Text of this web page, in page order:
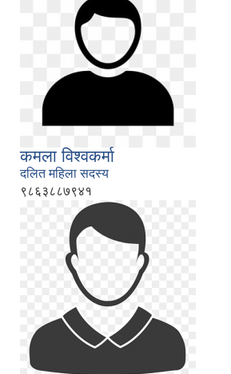
कमला विश्वकर्मा
दलित महिला सदस्य
९८६३८८७९४१